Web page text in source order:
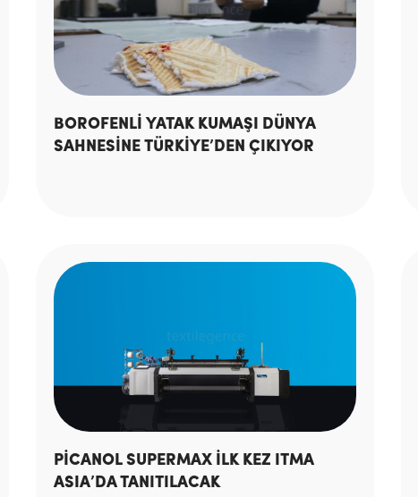
BOROFENLİ YATAK KUMAŞI DÜNYA
SAHNESİNE TÜRKİYE’DEN ÇIKIYOR
PİCANOL SUPERMAX İLK KEZ ITMA
ASIA’DA TANITILACAK